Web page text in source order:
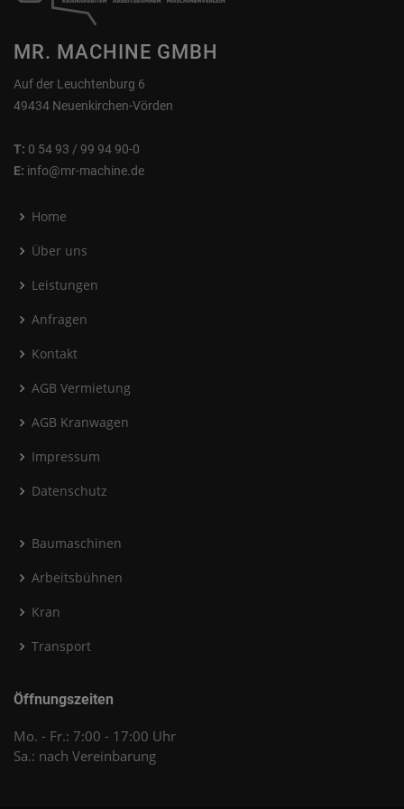
MR. MACHINE GMBH
Auf der Leuchtenburg 6
49434 Neuenkirchen-Vörden
T: 0 54 93 / 99 94 90-0
E: info@mr-machine.de
Home
Über uns
Leistungen
Anfragen
Kontakt
AGB Vermietung
AGB Kranwagen
Impressum
Datenschutz
Baumaschinen
Arbeitsbühnen
Kran
Transport
Öffnungszeiten
Mo. - Fr.: 7:00 - 17:00 Uhr
Sa.: nach Vereinbarung